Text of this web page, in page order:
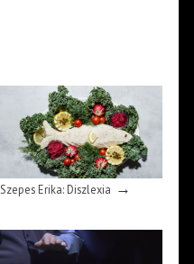
Szepes Erika: Diszlexia →